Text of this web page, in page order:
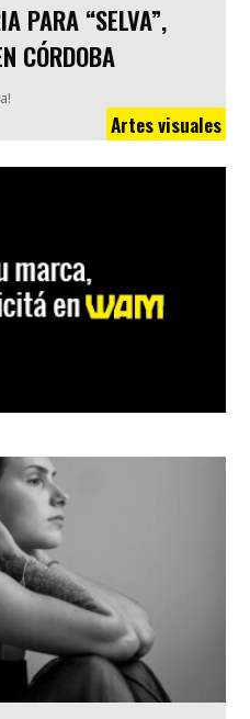
PARA “SELVA”,
CÓRDOBA
Artes visuales